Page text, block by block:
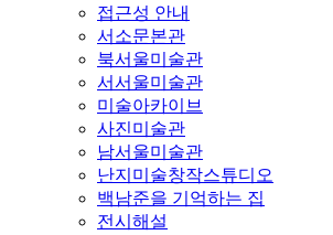
접근성 안내
서소문본관
북서울미술관
서서울미술관
미술아카이브
사진미술관
남서울미술관
난지미술창작스튜디오
백남준을 기억하는 집
전시해설